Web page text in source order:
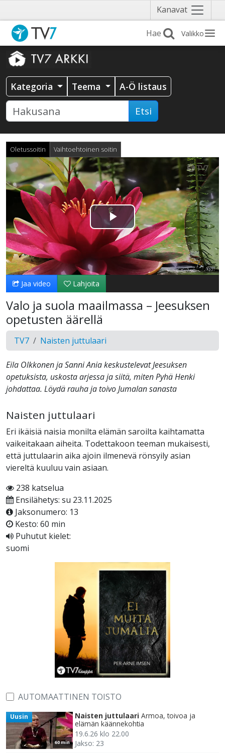
Kanavat Näytä
valikko
Valikko
Kategoria Teema A-Ö listaus
Etsi
Oletussoitin Vaihtoehtoinen soitin
Toista
Video
Jaa video Lahjoita
Valo ja suola maailmassa – Jeesuksen
opetusten äärellä
TV7 Naisten juttulaari
Eila Olkkonen ja Sanni Ania keskustelevat Jeesuksen
opetuksista, uskosta arjessa ja siitä, miten Pyhä Henki
johdattaa. Löydä rauha ja toivo Jumalan sanasta
Naisten juttulaari
Eri ikäisiä naisia monilta elämän saroilta kaihtamatta
vaikeitakaan aiheita. Todettakoon teeman mukaisesti,
että juttulaarin aika ajoin ilmenevä rönsyily asian
viereltä kuuluu vain asiaan.
238 katselua
Ensilähetys: su 23.11.2025
Jaksonumero: 13
Kesto: 60 min
Puhutut kielet:
suomi
AUTOMAATTINEN TOISTO
60 min
Uusin Naisten juttulaari Armoa, toivoa ja
elämän käännekohtia
19.6.26 klo 22.00
Jakso: 23